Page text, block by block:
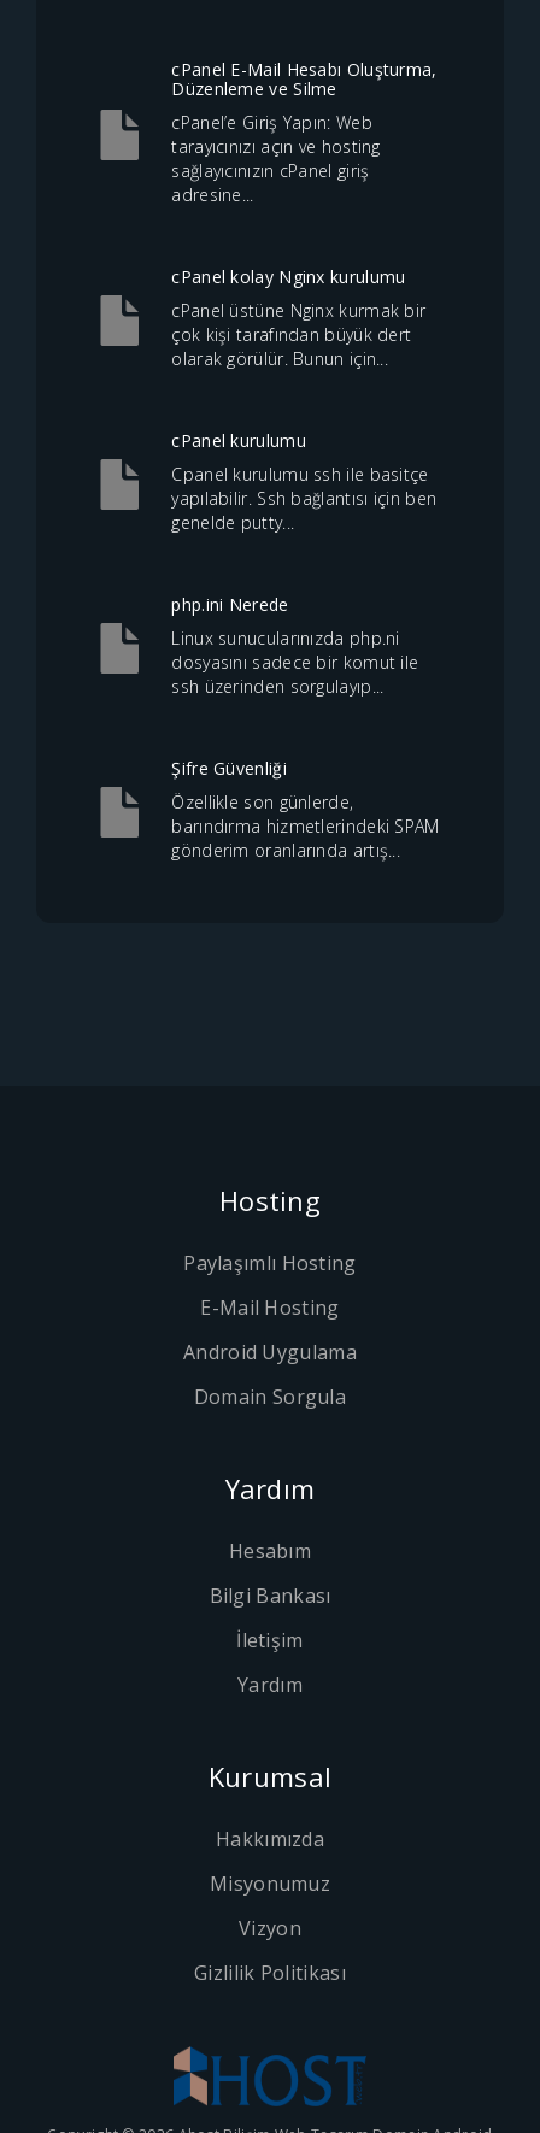
cPanel E-Mail Hesabı Oluşturma,
Düzenleme ve Silme
cPanel’e Giriş Yapın: Web
tarayıcınızı açın ve hosting
sağlayıcınızın cPanel giriş
adresine...
cPanel kolay Nginx kurulumu
cPanel üstüne Nginx kurmak bir
çok kişi tarafından büyük dert
olarak görülür. Bunun için...
cPanel kurulumu
Cpanel kurulumu ssh ile basitçe
yapılabilir. Ssh bağlantısı için ben
genelde putty...
php.ini Nerede
Linux sunucularınızda php.ni
dosyasını sadece bir komut ile
ssh üzerinden sorgulayıp...
Şifre Güvenliği
Özellikle son günlerde,
barındırma hizmetlerindeki SPAM
gönderim oranlarında artış...
Hosting
Paylaşımlı Hosting
E-Mail Hosting
Android Uygulama
Domain Sorgula
Yardım
Hesabım
Bilgi Bankası
İletişim
Yardım
Kurumsal
Hakkımızda
Misyonumuz
Vizyon
Gizlilik Politikası